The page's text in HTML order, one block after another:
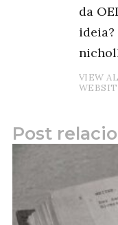
da
ideia?
VIEW
Post